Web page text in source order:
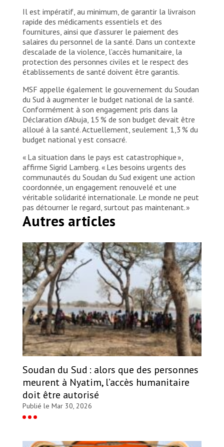
Il est impératif, au minimum, de garantir la livraison
rapide des médicaments essentiels et des
fournitures, ainsi que d’assurer le paiement des
salaires du personnel de la santé. Dans un contexte
d’escalade de la violence, l’accès humanitaire, la
protection des personnes civiles et le respect des
établissements de santé doivent être garantis.
MSF appelle également le gouvernement du Soudan
du Sud à augmenter le budget national de la santé.
Conformément à son engagement pris dans la
Déclaration d’Abuja, 15 % de son budget devait être
alloué à la santé. Actuellement, seulement 1,3 % du
budget national y est consacré.
« La situation dans le pays est catastrophique »,
affirme Sigrid Lamberg. « Les besoins urgents des
communautés du Soudan du Sud exigent une action
coordonnée, un engagement renouvelé et une
véritable solidarité internationale. Le monde ne peut
pas détourner le regard, surtout pas maintenant. »
Autres articles
Soudan du Sud : alors que des personnes
meurent à Nyatim, l’accès humanitaire
doit être autorisé
Publié le Mar 30, 2026